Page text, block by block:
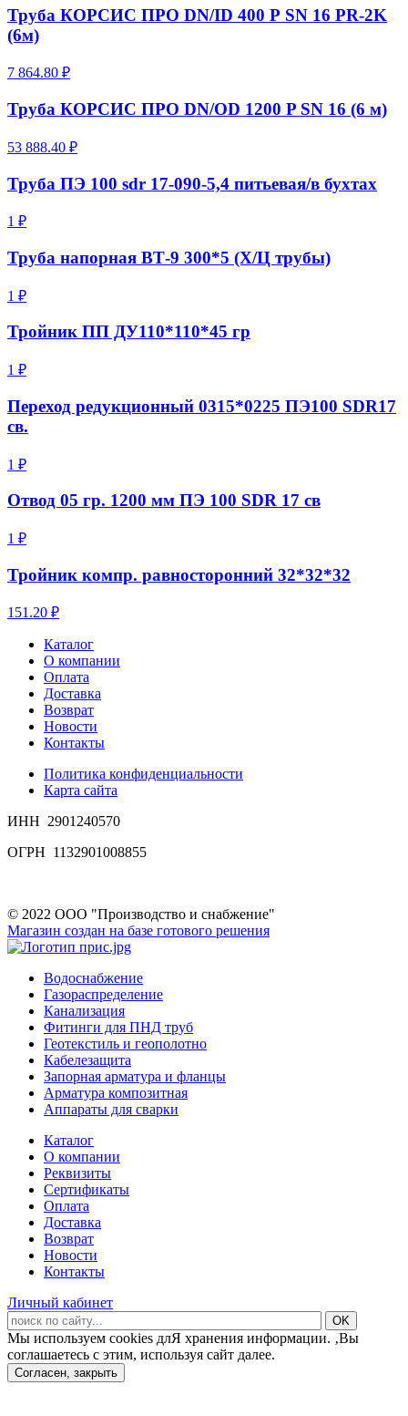
Труба КОРСИС ПРО DN/ID 400 Р SN 16 PR-2K
(6м)
7 864.80 ₽
Труба КОРСИС ПРО DN/OD 1200 P SN 16 (6 м)
53 888.40 ₽
Труба ПЭ 100 sdr 17-090-5,4 питьевая/в бухтах
1 ₽
Труба напорная ВТ-9 300*5 (Х/Ц трубы)
1 ₽
Тройник ПП ДУ110*110*45 гр
1 ₽
Переход редукционный 0315*0225 ПЭ100 SDR17
св.
1 ₽
Отвод 05 гр. 1200 мм ПЭ 100 SDR 17 св
1 ₽
Тройник компр. равносторонний 32*32*32
151.20 ₽
Каталог
О компании
Оплата
Доставка
Возврат
Новости
Контакты
Политика конфиденциальности
Карта сайта
ИНН 2901240570
ОГРН 1132901008855
© 2022 ООО "Производство и снабжение"
Магазин создан на базе готового решения
Водоснабжение
Газораспределение
Канализация
Фитинги для ПНД труб
Геотекстиль и геополотно
Кабелезащита
Запорная арматура и фланцы
Арматура композитная
Аппараты для сварки
Каталог
О компании
Реквизиты
Сертификаты
Оплата
Доставка
Возврат
Новости
Контакты
Личный кабинет
Мы используем cookies длЯ хранения информации. ‚Вы
соглашаетесь с этим, используя сайт далее.
Согласен, закрыть